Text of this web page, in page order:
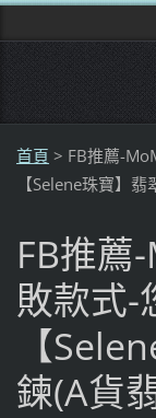
首頁 > FB推薦-
【Selene珠寶】
FB推薦
敗款式-
【
鍊(A貨